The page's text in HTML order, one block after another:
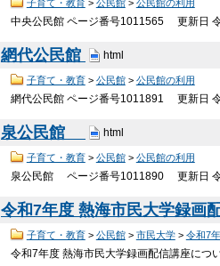
子育て・教育> 公民館> 公民館の利用
中央公民館 ページ番号1011565 更新日
網代公民館 html
子育て・教育> 公民館> 公民館の利用
網代公民館 ページ番号1011891 更新日
泉公民館 html
子育て・教育> 公民館> 公民館の利用
泉公民館 ページ番号1011890 更新日
令和7年度 熱海市民大学録画
子育て・教育> 公民館> 市民大学> 令和7
令和7年度 熱海市民大学録画配信講座に